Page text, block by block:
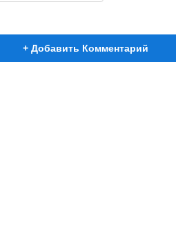
+ Добавить Комментарий